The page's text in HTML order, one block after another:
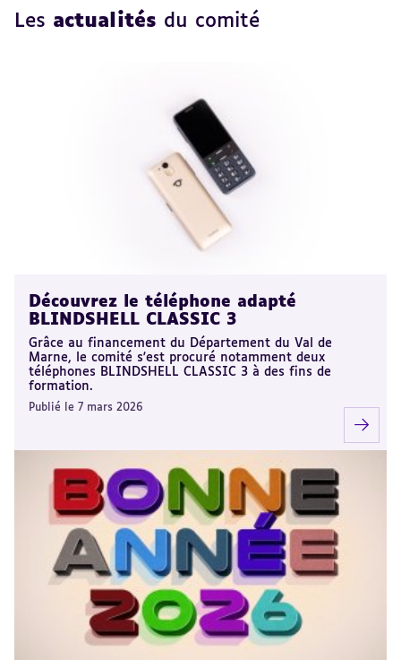
Les actualités du comité
Découvrez le téléphone adapté
BLINDSHELL CLASSIC 3
Grâce au financement du Département du Val de
Marne, le comité s'est procuré notamment deux
téléphones BLINDSHELL CLASSIC 3 à des fins de
formation.
Publié le 7 mars 2026